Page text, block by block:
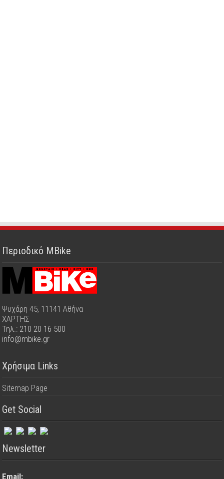
Περιοδικό MBike
Ψυχάρη 45, 11141 Αθήνα
ΧΑΡΤΗΣ
Τηλ.: 210 20 16 500
info@mbike.gr
Χρήσιμα Links
Sitemap Page
Get Social
Newsletter
Email: